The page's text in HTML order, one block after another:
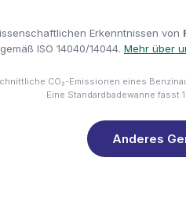
Erkenntnissen von
gemäß ISO 14040/14044. Mehr über
CO₂-Emissionen eines
Eine Standardbadewanne fasst
Anderes